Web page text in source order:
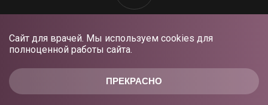
ПРЕКРАСНО
Сайт для врачей. Мы используем cookies для
полноценной работы сайта.